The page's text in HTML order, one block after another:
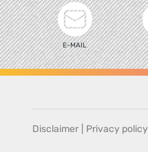
E-MAIL
Disclaimer Privacy policy